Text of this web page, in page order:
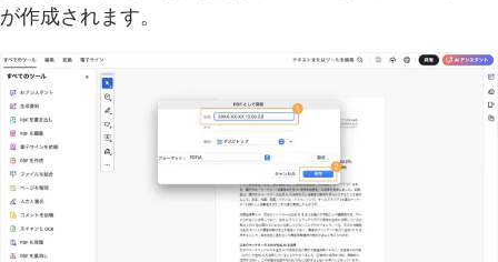
が作成されます。